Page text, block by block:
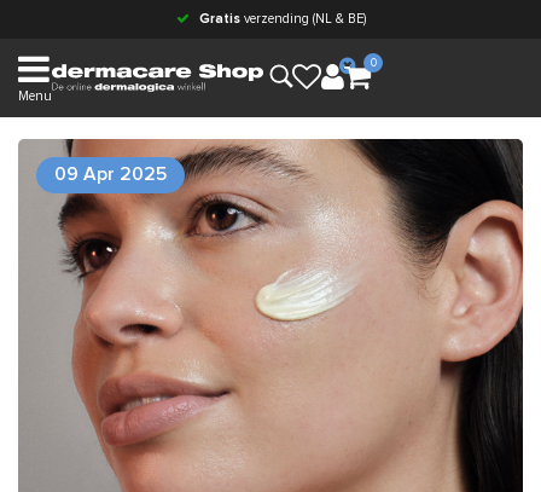
Gratisverzending (NL & BE)
Menu
0
09 Apr 2025